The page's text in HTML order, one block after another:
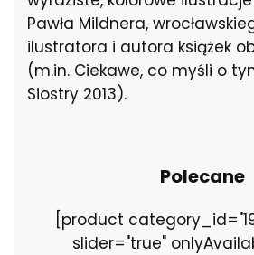
Pawła Mildnera,
ilustratora i autora książek
(m.in. Ciekawe, co myśli o
Siostry 2013).
Polecane
[product
slider="true"